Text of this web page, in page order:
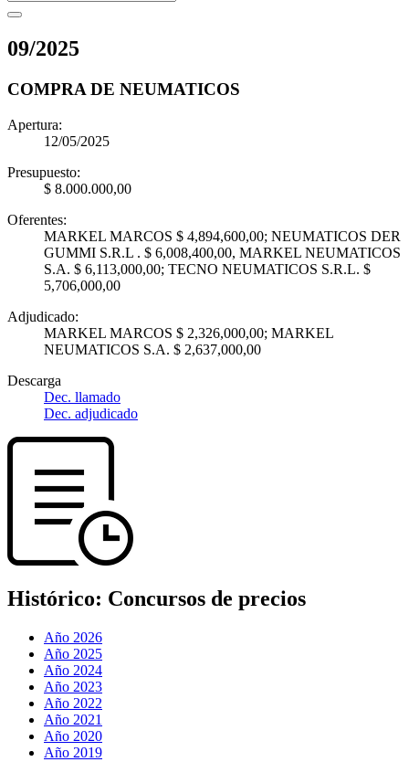
09/2025
COMPRA DE NEUMATICOS
Apertura:
12/05/2025
Presupuesto:
$ 8.000.000,00
Oferentes:
MARKEL MARCOS $ 4,894,600,00; NEUMATICOS DER
GUMMI S.R.L . $ 6,008,400,00, MARKEL NEUMATICOS
S.A. $ 6,113,000,00; TECNO NEUMATICOS S.R.L. $
5,706,000,00
Adjudicado:
MARKEL MARCOS $ 2,326,000,00; MARKEL
NEUMATICOS S.A. $ 2,637,000,00
Descarga
Dec. llamado
Dec. adjudicado
Histórico: Concursos de precios
Año 2026
Año 2025
Año 2024
Año 2023
Año 2022
Año 2021
Año 2020
Año 2019